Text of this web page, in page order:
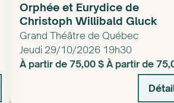
Orphée et Eurydice de
Christoph Willibald Gluck
Grand Théâtre de Québec
Jeudi 29/10/2026 19h30
À partir de 75,00 $ À partir de